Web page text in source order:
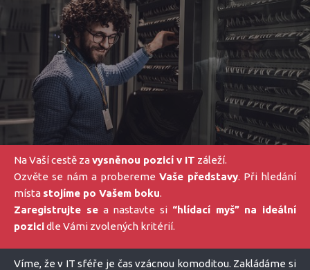
Na Vaší cestě zavysněnou pozicí v IT záleží.
Ozvěte se nám a probereme Vaše představy. Při hledání
místa stojíme po Vašem boku.
Zaregistrujte sea nastavte si “hlídací myš” na ideální
pozicidle Vámi zvolených kritérií.
Víme, že v IT sféře je čas vzácnou komoditou. Zakládáme si